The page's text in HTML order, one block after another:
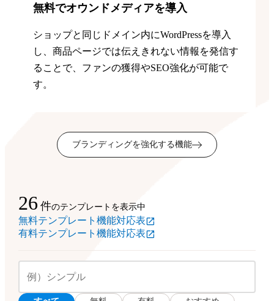
無料でオウンドメディアを導入
ショップと同じドメイン内にWordPressを導入
し、商品ページでは伝えきれない情報を発信す
ることで、ファンの獲得やSEO強化が可能で
す。
ブランディングを強化する機能
26 件のテンプレートを表示中
無料テンプレート機能対応表
有料テンプレート機能対応表